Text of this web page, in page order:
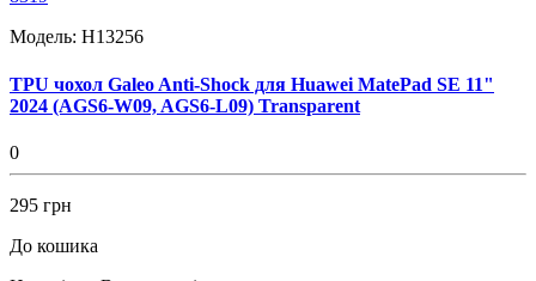
Модель: H13256
TPU чохол Galeo Anti-Shock для Huawei MatePad SE 11"
2024 (AGS6-W09, AGS6-L09) Transparent
0
295 грн
До кошика